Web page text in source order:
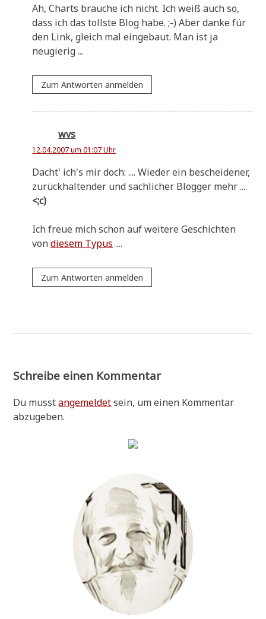
Ah, Charts brau­che ich nicht. Ich weiß auch so,
dass ich das toll­ste Blog habe. ;-) Aber dan­ke für
den Link, gleich mal ein­ge­baut. Man ist ja
neugierig ...
Zum Antworten anmelden
wvs
12.04.2007 um 01:07 Uhr
Dacht' ich's mir doch: .... Wie­der ein beschei­de­ner,
zurück­hal­ten­der und sach­li­cher Blog­ger mehr ....
<;c)
Ich freue mich schon auf wei­te­re Geschich­ten
vondie­sem Typus ....
Zum Antworten anmelden
Schreibe einen Kommentar
Du musstangemeldetsein, um einen Kommentar
abzugeben.